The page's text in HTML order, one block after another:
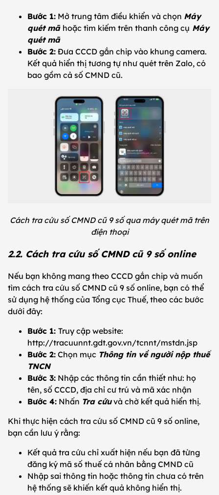
Bước 1: Mở trung tâm điều khiển và chọn Máy
quét mã hoặc tìm kiếm trên thanh công cụ Máy
quét mã
Bước 2: Đưa CCCD gắn chip vào khung camera.
Kết quả hiển thị tương tự như quét trên Zalo, có
bao gồm cả số CMND cũ.
Cách tra cứu số CMND cũ 9 số qua máy quét mã trên
điện thoại
2.2. Cách tra cứu số CMND cũ 9 số online
Nếu bạn không mang theo CCCD gắn chip và muốn
tìm cách tra cứu số CMND cũ 9 số online, bạn có thể
sử dụng hệ thống của Tổng cục Thuế, theo các bước
dưới đây:
Bước 1: Truy cập website:
http://tracuunnt.gdt.gov.vn/tcnnt/mstdn.jsp
Bước 2: Chọn mục Thông tin về người nộp thuế
TNCN
Bước 3: Nhập các thông tin cần thiết như: họ
tên, số CCCD, địa chỉ cư trú và mã xác nhận
Bước 4: Nhấn Tra cứuvà chờ kết quả hiển thị.
Khi thực hiện cách tra cứu số CMND cũ 9 số online,
bạn cần lưu ý rằng:
Kết quả tra cứu chỉ xuất hiện nếu bạn đã từng
đăng ký mã số thuế cá nhân bằng CMND cũ
Nhập sai thông tin hoặc thông tin chưa có trên
hệ thống sẽ khiến kết quả không hiển thị.